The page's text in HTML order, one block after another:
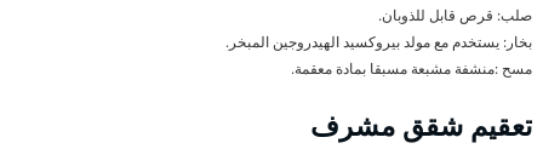
صلب: قرص قابل للذوبان.
بخار: يستخدم مع مولد بيروكسيد الهيدروجين المبخر.
مسح :منشفة مشبعة مسبقا بمادة معقمة.
تعقيم شقق مشرف